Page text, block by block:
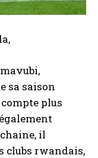
sa saison
plus
il
clubs rwandais,